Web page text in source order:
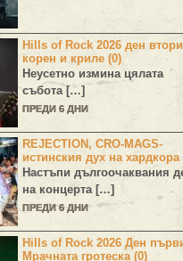
Hills of Rock 2026 ден
корен и криле (0)
Неусетно измина цялата
събота […]
ПРЕДИ 6 ДНИ
REJECTION, CRO-MAGS-
истинския дух на хардкора
Настъпи дългоочаквания
на концерта […]
ПРЕДИ 6 ДНИ
Hills of Rock 2026 Ден
Мрачната гротеска (0)